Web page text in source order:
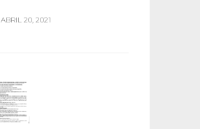
ABRIL 20, 2021